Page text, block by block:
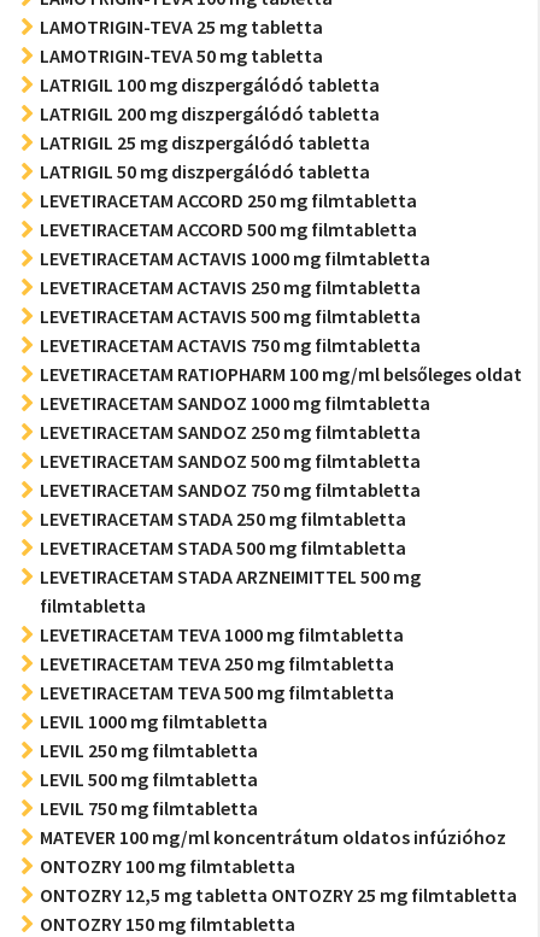
LAMOTRIGIN-TEVA 25 mg tabletta
LAMOTRIGIN-TEVA 50 mg tabletta
LATRIGIL 100 mg diszpergálódó tabletta
LATRIGIL 200 mg diszpergálódó tabletta
LATRIGIL 25 mg diszpergálódó tabletta
LATRIGIL 50 mg diszpergálódó tabletta
LEVETIRACETAM ACCORD 250 mg filmtabletta
LEVETIRACETAM ACCORD 500 mg filmtabletta
LEVETIRACETAM ACTAVIS 1000 mg filmtabletta
LEVETIRACETAM ACTAVIS 250 mg filmtabletta
LEVETIRACETAM ACTAVIS 500 mg filmtabletta
LEVETIRACETAM ACTAVIS 750 mg filmtabletta
LEVETIRACETAM RATIOPHARM 100 mg/ml belsőleges oldat
LEVETIRACETAM SANDOZ 1000 mg filmtabletta
LEVETIRACETAM SANDOZ 250 mg filmtabletta
LEVETIRACETAM SANDOZ 500 mg filmtabletta
LEVETIRACETAM SANDOZ 750 mg filmtabletta
LEVETIRACETAM STADA 250 mg filmtabletta
LEVETIRACETAM STADA 500 mg filmtabletta
LEVETIRACETAM STADA ARZNEIMITTEL 500 mg
filmtabletta
LEVETIRACETAM TEVA 1000 mg filmtabletta
LEVETIRACETAM TEVA 250 mg filmtabletta
LEVETIRACETAM TEVA 500 mg filmtabletta
LEVIL 1000 mg filmtabletta
LEVIL 250 mg filmtabletta
LEVIL 500 mg filmtabletta
LEVIL 750 mg filmtabletta
MATEVER 100 mg/ml koncentrátum oldatos infúzióhoz
ONTOZRY 100 mg filmtabletta
ONTOZRY 12,5 mg tabletta ONTOZRY 25 mg filmtabletta
ONTOZRY 150 mg filmtabletta